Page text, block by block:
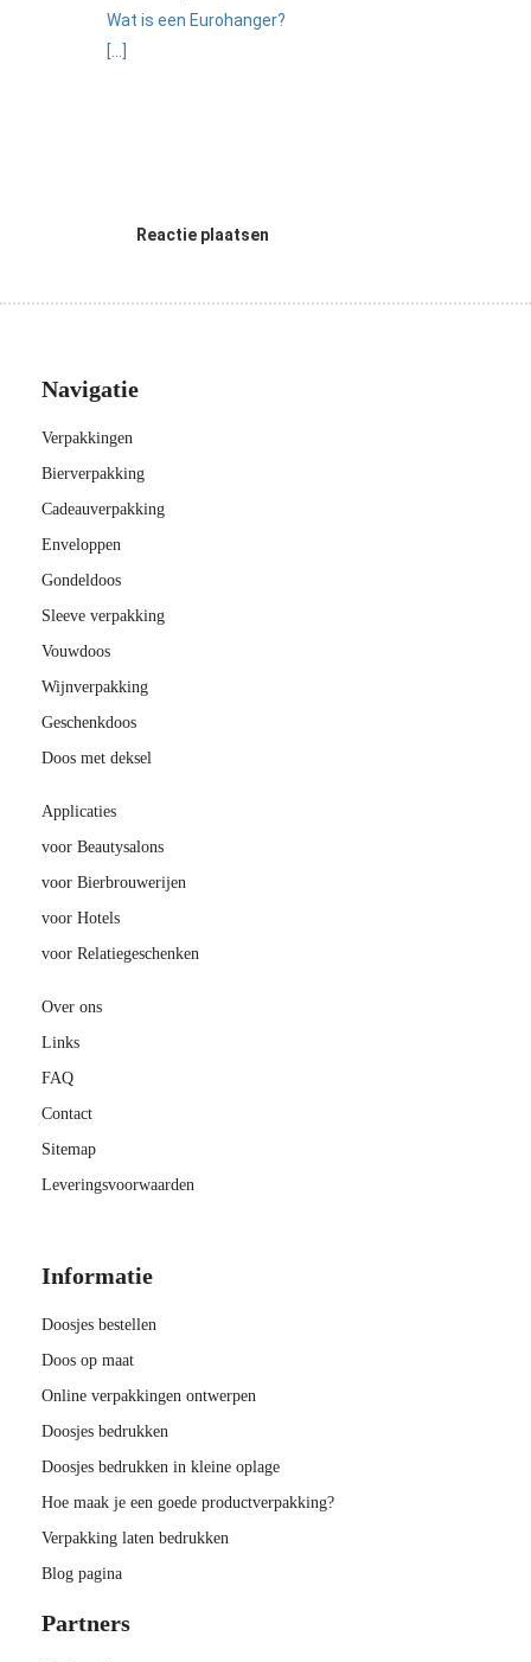
Wat is een Eurohanger?
[...]
Reactie plaatsen
Navigatie
Verpakkingen
Bierverpakking
Cadeauverpakking
Enveloppen
Gondeldoos
Sleeve verpakking
Vouwdoos
Wijnverpakking
Geschenkdoos
Doos met deksel
Applicaties
voor Beautysalons
voor Bierbrouwerijen
voor Hotels
voor Relatiegeschenken
Over ons
Links
FAQ
Contact
Sitemap
Leveringsvoorwaarden
Informatie
Doosjes bestellen
Doos op maat
Online verpakkingen ontwerpen
Doosjes bedrukken
Doosjes bedrukken in kleine oplage
Hoe maak je een goede productverpakking?
Verpakking laten bedrukken
Blog pagina
Partners